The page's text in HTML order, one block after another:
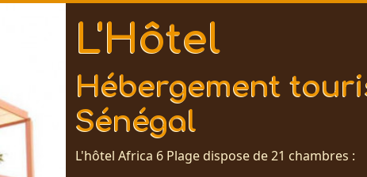
L'Hôtel
Hébergement
Sénégal
L'hôtel Africa 6 Plage dispose de 21 chambres :